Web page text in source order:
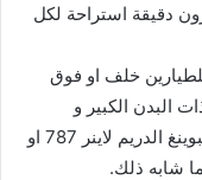
عشرون دقيقة استراحة لكل
خلف او فوق
البدن الكبير و
مخصصة للمسافات الطويلة مثل طائرات البوينغ الدريم لاينر 787 او